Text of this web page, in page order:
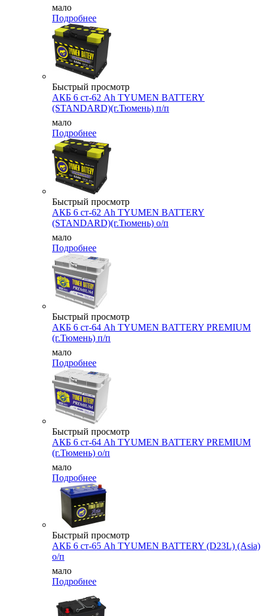
мало
Подробнее
Быстрый просмотр
АКБ 6 ст-62 Ah TYUMEN BATTERY
(STANDARD)(г.Тюмень) п/п
мало
Подробнее
Быстрый просмотр
АКБ 6 ст-62 Ah TYUMEN BATTERY
(STANDARD)(г.Тюмень) о/п
мало
Подробнее
Быстрый просмотр
АКБ 6 ст-64 Ah TYUMEN BATTERY PREMIUM
(г.Тюмень) п/п
мало
Подробнее
Быстрый просмотр
АКБ 6 ст-64 Ah TYUMEN BATTERY PREMIUM
(г.Тюмень) о/п
мало
Подробнее
Быстрый просмотр
АКБ 6 ст-65 Ah TYUMEN BATTERY (D23L) (Asia)
о/п
мало
Подробнее